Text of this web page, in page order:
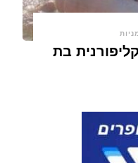
בת